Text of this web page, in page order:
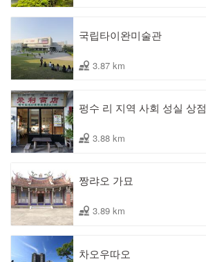
국립타이완미술관
3.87 km
펑수 리 지역 사회 성실 상점
3.88 km
짱랴오 가묘
3.89 km
차오우따오